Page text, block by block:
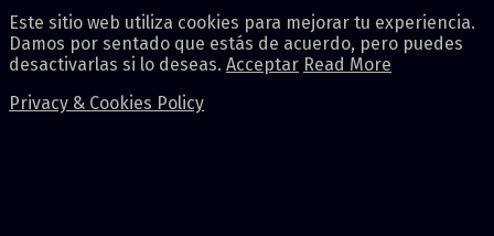
Este sitio web utiliza cookies para mejorar tu experiencia.
Damos por sentado que estás de acuerdo, pero puedes
desactivarlas si lo deseas. Acceptar Read More
Privacy & Cookies Policy